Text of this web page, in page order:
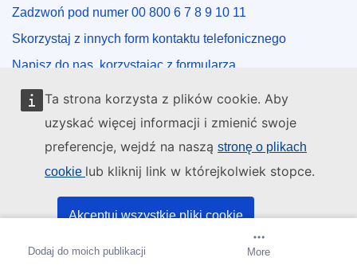
Ta strona korzysta z plików cookie. Aby
uzyskać więcej informacji i zmienić swoje
preferencje, wejdź na naszą stronę o plikach
cookie lub kliknij link w którejkolwiek stopce.
Akceptuj wszystkie pliki cookie
Akceptuj tylko niezbędne pliki cookie
Dodaj do moich publikacji Utwórz powiadomienie
More
Zadzwoń pod numer 00 800 6 7 8 9 10 11
Skorzystaj z innych form kontaktu telefonicznego
Napisz do nas, korzystając z formularza
Spotkaj się z nami w lokalnym punkcie UE
Media społecznościowe
Obserwuj UE w mediach społecznościowych
Instytucje i organy UE
Wyszukiwanie instytucji i organów UE